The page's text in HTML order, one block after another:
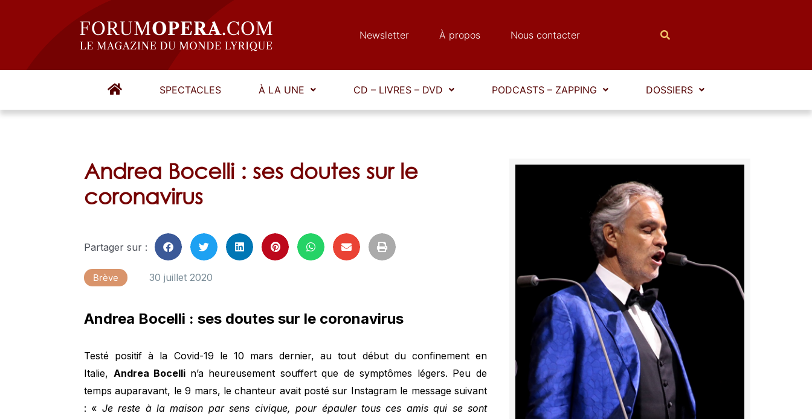
Newsletter À propos Nous contacter
SPECTACLES À LA UNE CD – LIVRES – DVD PODCASTS – ZAPPING DOSSIERS
Andrea Bocelli : ses doutes sur le
coronavirus
Partager sur :
Brève 30 juillet 2020
Andrea Bocelli : ses doutes sur le coronavirus
Testé positif à la Covid-19 le 10 mars dernier, au tout début du confinement en
Italie, Andrea Bocelli n’a heureusement souffert que de symptômes légers. Peu de
temps auparavant, le 9 mars, le chanteur avait posté sur Instagram le message suivant
: « Je reste à la maison par sens civique, pour épauler tous ces amis qui se sont